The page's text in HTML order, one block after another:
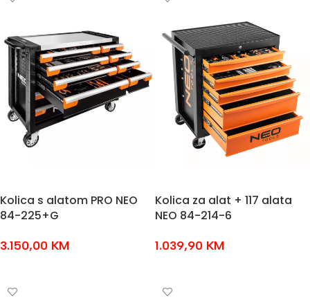
Kolica s alatom PRO NEO
84-225+G
3.150,00 KM
Kolica za alat + 117 alata
NEO 84-214-6
1.039,90 KM